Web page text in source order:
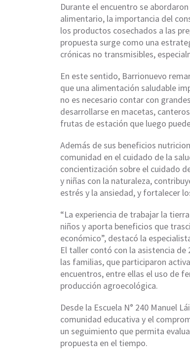
Durante el encuentro se
alimentario, la importancia del
los productos cosechados a las
propuesta surge como una
crónicas no transmisibles,
En este sentido, Barrionuevo
que una alimentación saludable
no es necesario contar con
desarrollarse en macetas,
frutas de estación que luego
Además de sus beneficios
comunidad en el cuidado de la
concientización sobre el cuidado
y niñas con la naturaleza,
estrés y la ansiedad, y fortalecer
“La experiencia de trabajar la
niños y aporta beneficios que
económico”, destacó la
El taller contó con la asistencia
las familias, que participaron
encuentros, entre ellas el uso de
producción agroecológica.
Desde la Escuela N° 240 Manuel
comunidad educativa y el
un seguimiento que permita
propuesta en el tiempo.